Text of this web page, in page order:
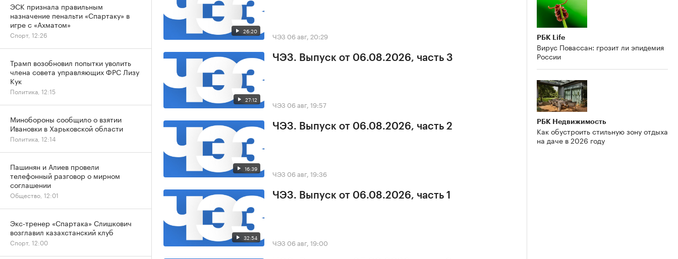
26:20 ЧЭЗ 06 авг, 20:29
27:12
ЧЭЗ. Выпуск от 06.08.2026, часть 3
ЧЭЗ 06 авг, 19:57
16:39
ЧЭЗ. Выпуск от 06.08.2026, часть 2
ЧЭЗ 06 авг, 19:36
32:54
ЧЭЗ. Выпуск от 06.08.2026, часть 1
ЧЭЗ 06 авг, 19:00
РБК Life
Вирус Повассан: грозит ли эпидемия
России
РБК Недвижимость
Как обустроить стильную зону отдыха
на даче в 2026 году
ЭСК признала правильным
назначение пенальти «Спартаку» в
игре с «Ахматом»
Спорт, 12:26
Трамп возобновил попытки уволить
члена совета управляющих ФРС Лизу
Кук
Политика, 12:15
Минобороны сообщило о взятии
Ивановки в Харьковской области
Политика, 12:14
Пашинян и Алиев провели
телефонный разговор о мирном
соглашении
Общество, 12:01
Экс-тренер «Спартака» Слишкович
возглавил казахстанский клуб
Спорт, 12:00